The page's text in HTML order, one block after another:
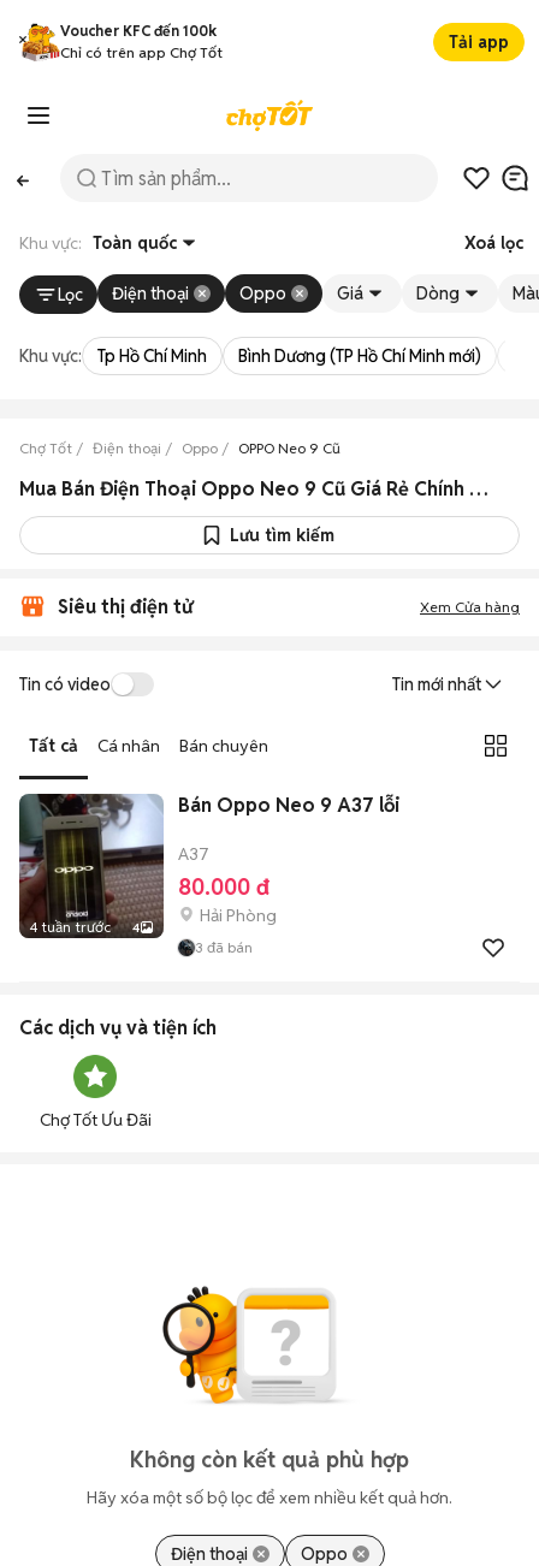
Voucher KFC đến 100k
Chỉ có trên app Chợ Tốt
Tải app
Khu vực: Toàn quốc Xoá lọc
Lọc Điện thoại Oppo Giá Dòng
Khu vực: Tp Hồ Chí Minh Bình Dương (TP Hồ Chí Minh mới)
Chợ Tốt Điện thoại Oppo OPPO Neo 9 Cũ
Mua Bán Điện Thoại Oppo Neo 9 Cũ Giá Rẻ Chính Hãng 08/2026
Lưu tìm kiếm
Siêu thị điện tử Xem Cửa hàng
Tin có video Tin mới nhất
Tất cả Cá nhân Bán chuyên
4 tuần trước 4
Bán Oppo Neo 9 A37 lỗi
A37
80.000 đ
Hải Phòng
3 đã bán
Các dịch vụ và tiện ích
Chợ Tốt Ưu Đãi
Không còn kết quả phù hợp
Hãy xóa một số bộ lọc để xem nhiều kết quả hơn.
Điện thoại Oppo